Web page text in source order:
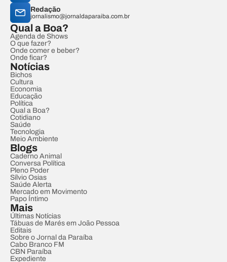
Redação
jornalismo@jornaldaparaiba.com.br
Qual a Boa?
Agenda de Shows
O que fazer?
Onde comer e beber?
Onde ficar?
Notícias
Bichos
Cultura
Economia
Educação
Política
Qual a Boa?
Cotidiano
Saúde
Tecnologia
Meio Ambiente
Blogs
Caderno Animal
Conversa Política
Pleno Poder
Sílvio Osias
Saúde Alerta
Mercado em Movimento
Papo Íntimo
Mais
Últimas Notícias
Tábuas de Marés em João Pessoa
Editais
Sobre o Jornal da Paraíba
Cabo Branco FM
CBN Paraíba
Expediente